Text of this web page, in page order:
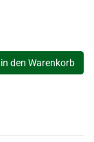
in den Warenkorb